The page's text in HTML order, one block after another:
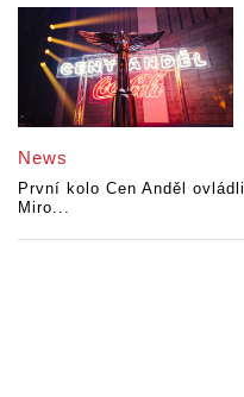
News
První kolo Cen Anděl ovládli
Miro...